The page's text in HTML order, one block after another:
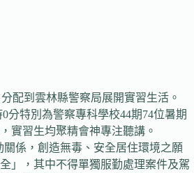
配到雲林縣警察局展開實習生活。
特別為警察專科學校44期74位暑期
實習生均聚精會神專注聽講。
係，創造無毒、安全居住環境之願
」，其中不得單獨服勤處理案件及駕